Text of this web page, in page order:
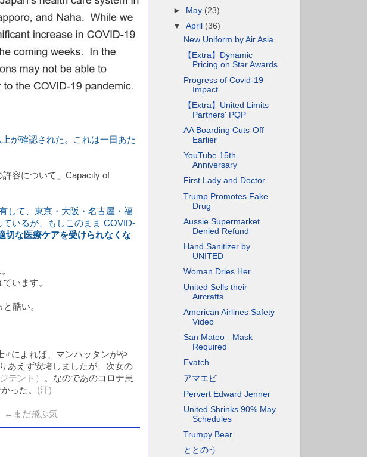
が確認された。これは一日あた
容について」Capacity of
して、東京・大阪・名古屋・福
いるが、もしこのまま COVID-
切な医療ケアを受けられなくな
います。
酷い。
♂によれば、マンハッタンがや
あえず安堵しましたが、次女の
デント）
。なのであのコロナ患
った。 (汗)
←まだ飛ぶ気
►
May (23)
▼April (36)
New Uniform by Air Asia
【Extra】Dynamic
Pricing on Star Awards
Progress of Covid-19
Impact
【Extra】United Limits
Partners' PQP
AA Boarding Cuts-Off
Earlier
YouTube 15th
Anniversary
First Lady and Doctor
Trump Promotes Fake
Drug
Aussie Supermarket
Denied Refund
Hand Sanitizer by
UNITED
Woman Dries Her...
United Sells their
Aircrafts
American Airlines Safety
Video
San Mateo - Mask
Required
Evatch
アマエビ
Pervert Edward Jenner
United Shrinks 90% May
Schedules
Trumpy Bear
ととのう